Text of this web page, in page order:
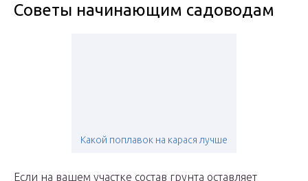
Советы начинающим садоводам
Какой поплавок на карася лучше
Если на вашем участке состав грунта оставляет